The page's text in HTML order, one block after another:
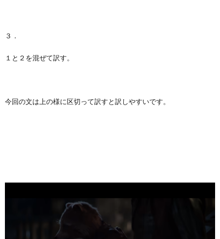
３．
１と２を混ぜて訳す。
今回の文は上の様に区切って訳すと訳しやすいです。